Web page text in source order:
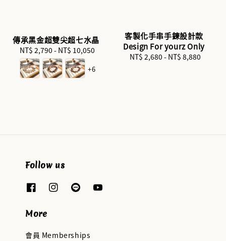
傳承黑金超雙尖超七水晶
Regular
price
NT$ 2,790 - NT$ 10,050
+6
客製化手串手鍊設計款
Design For yourz Only
Regular
NT$ 2,680 - NT$ 8,880
Follow us
More
會員 Memberships